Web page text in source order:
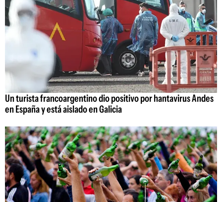
Un turista francoargentino dio positivo por hantavirus Andes
en España y está aislado en Galicia